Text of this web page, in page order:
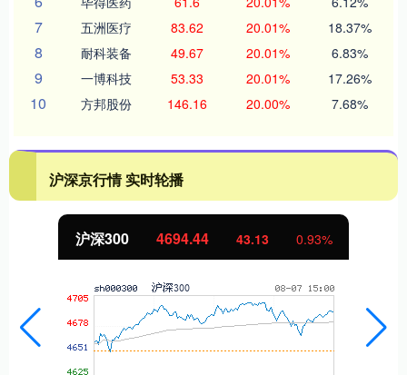
7 五洲医疗 83.62 20.01% 18.37%
8 耐科装备 49.67 20.01% 6.83%
9 一博科技 53.33 20.01% 17.26%
10 方邦股份 146.16 20.00% 7.68%
沪深京行情 实时轮播
沪深300 4694.44 43.13 0.93%